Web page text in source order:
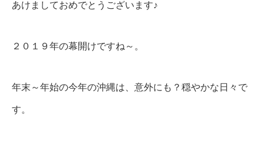
あけましておめでとうございます♪
２０１９年の幕開けですね～。
年末～年始の今年の沖縄は、意外にも？穏やかな日々で
す。